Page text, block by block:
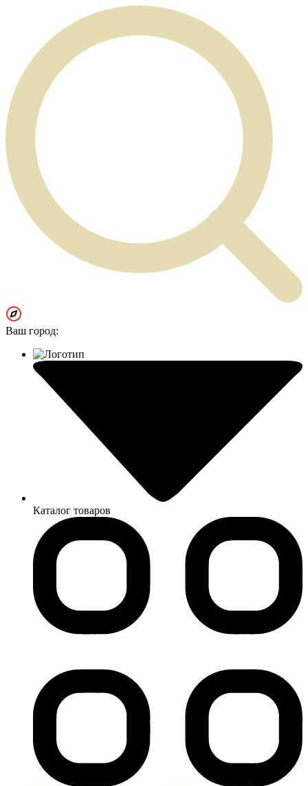
Ваш город:
Каталог товаров